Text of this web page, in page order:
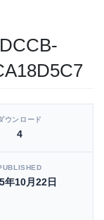
ウンロード
4
年10月22日